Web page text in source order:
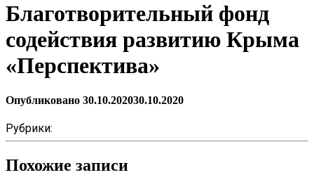
Благотворительный фонд
содействия развитию Крыма
«Перспектива»
Опубликовано 30.10.202030.10.2020
Рубрики:
Похожие записи